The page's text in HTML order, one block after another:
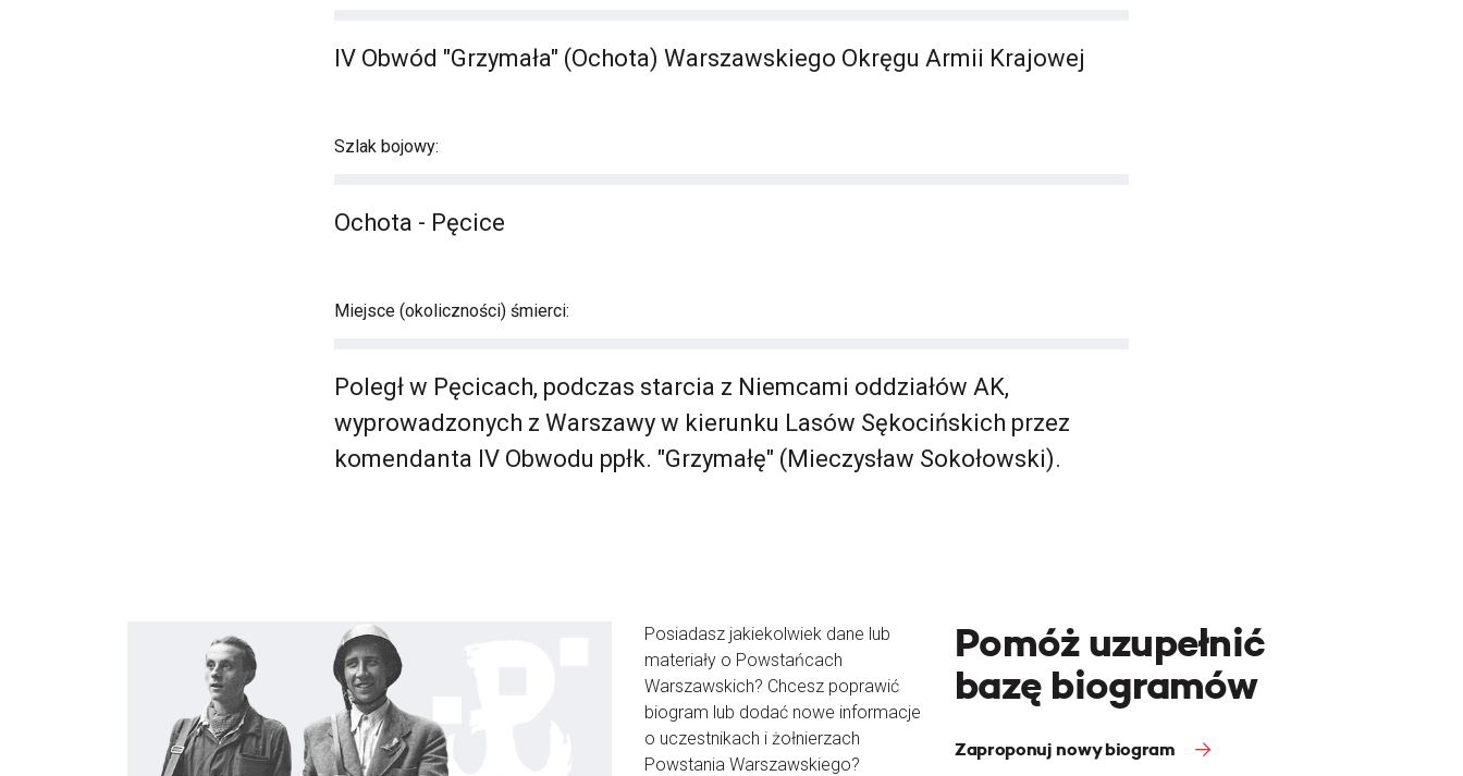
IV Obwód "Grzymała" (Ochota) Warszawskiego Okręgu Armii Krajowej
Szlak bojowy:
Ochota - Pęcice
Miejsce (okoliczności) śmierci:
Poległ w Pęcicach, podczas starcia z Niemcami oddziałów AK,
wyprowadzonych z Warszawy w kierunku Lasów Sękocińskich przez
komendanta IV Obwodu ppłk. "Grzymałę" (Mieczysław Sokołowski).
Posiadasz jakiekolwiek dane lub
materiały o Powstańcach
Warszawskich? Chcesz poprawić
biogram lub dodać nowe informacje
o uczestnikach i żołnierzach
Powstania Warszawskiego?
Pomóż uzupełnić
bazę biogramów
Zaproponuj nowy biogram